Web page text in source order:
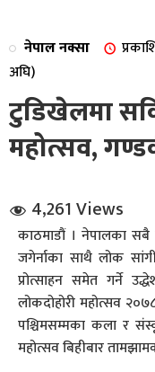
संवाद
नेपाल नक्सा
अघि)
टुडिखेलमा
महोत्सव,
4,261 Views
काठमाडौं । नेपालका
जगेर्नाका साथै लोक
प्रोत्साहन समेत गर्ने
लोकदोहोरी महोत्सव
पश्चिमसम्मका कला र
महोत्सव बिहीबार